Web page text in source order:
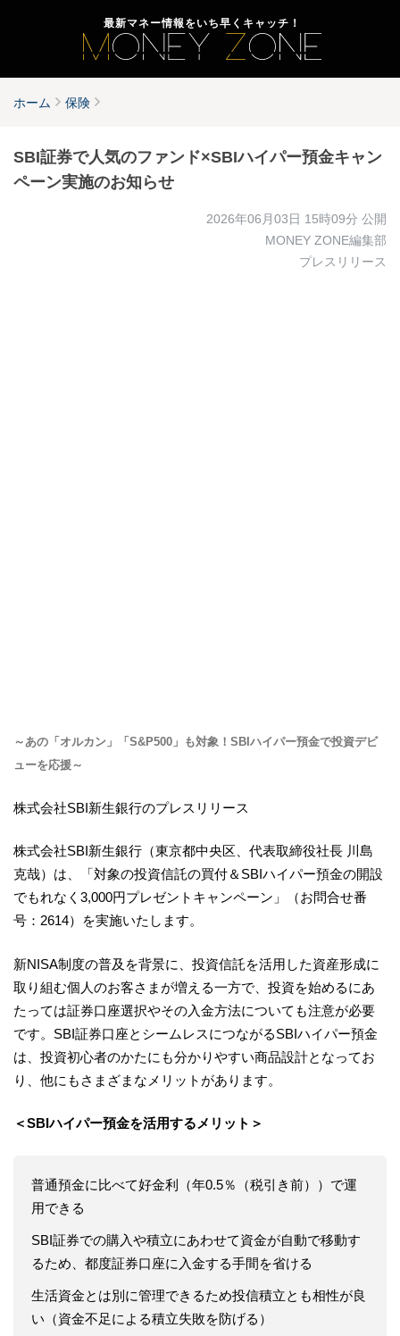
最新マネー情報をいち早くキャッチ！
ホーム 保険
SBI証券で人気のファンド×SBIハイパー預金キャン
ペーン実施のお知らせ
2026年06月03日 15時09分 公開
MONEY ZONE編集部
プレスリリース
～あの「オルカン」「S&P500」も対象！SBIハイパー預金で投資デビ
ューを応援～
株式会社SBI新生銀行のプレスリリース
株式会社SBI新生銀行（東京都中央区、代表取締役社長 川島
克哉）は、「対象の投資信託の買付＆SBIハイパー預金の開設
でもれなく3,000円プレゼントキャンペーン」（お問合せ番
号：2614）を実施いたします。
新NISA制度の普及を背景に、投資信託を活用した資産形成に
取り組む個人のお客さまが増える一方で、投資を始めるにあ
たっては証券口座選択やその入金方法についても注意が必要
です。SBI証券口座とシームレスにつながるSBIハイパー預金
は、投資初心者のかたにも分かりやすい商品設計となってお
り、他にもさまざまなメリットがあります。
＜SBIハイパー預金を活用するメリット＞
普通預金に比べて好金利（年0.5％（税引き前））で運
用できる
SBI証券での購入や積立にあわせて資金が自動で移動す
るため、都度証券口座に入金する手間を省ける
生活資金とは別に管理できるため投信積立とも相性が良
い（資金不足による積立失敗を防げる）